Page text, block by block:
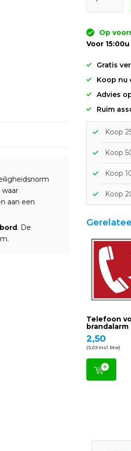
Op
Voor
Gratis
Koop nu
Advies
Ruim
aan een
. De
Koop
Koop
Koop
Koop
Telefoon
brandalarm
2,50
(3,03 Incl. btw)